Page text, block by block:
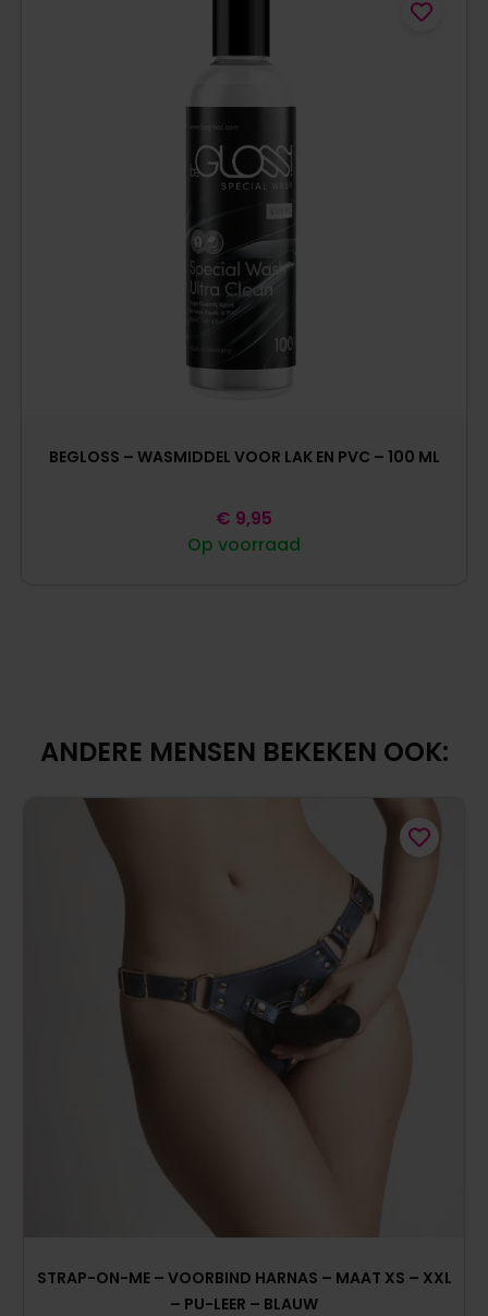
BEGLOSS – WASMIDDEL VOOR LAK EN PVC – 100 ML
Op voorraad
€ 9,95
ANDERE MENSEN BEKEKEN OOK:
STRAP-ON-ME – VOORBIND HARNAS – MAAT XS – XXL
– PU-LEER – BLAUW